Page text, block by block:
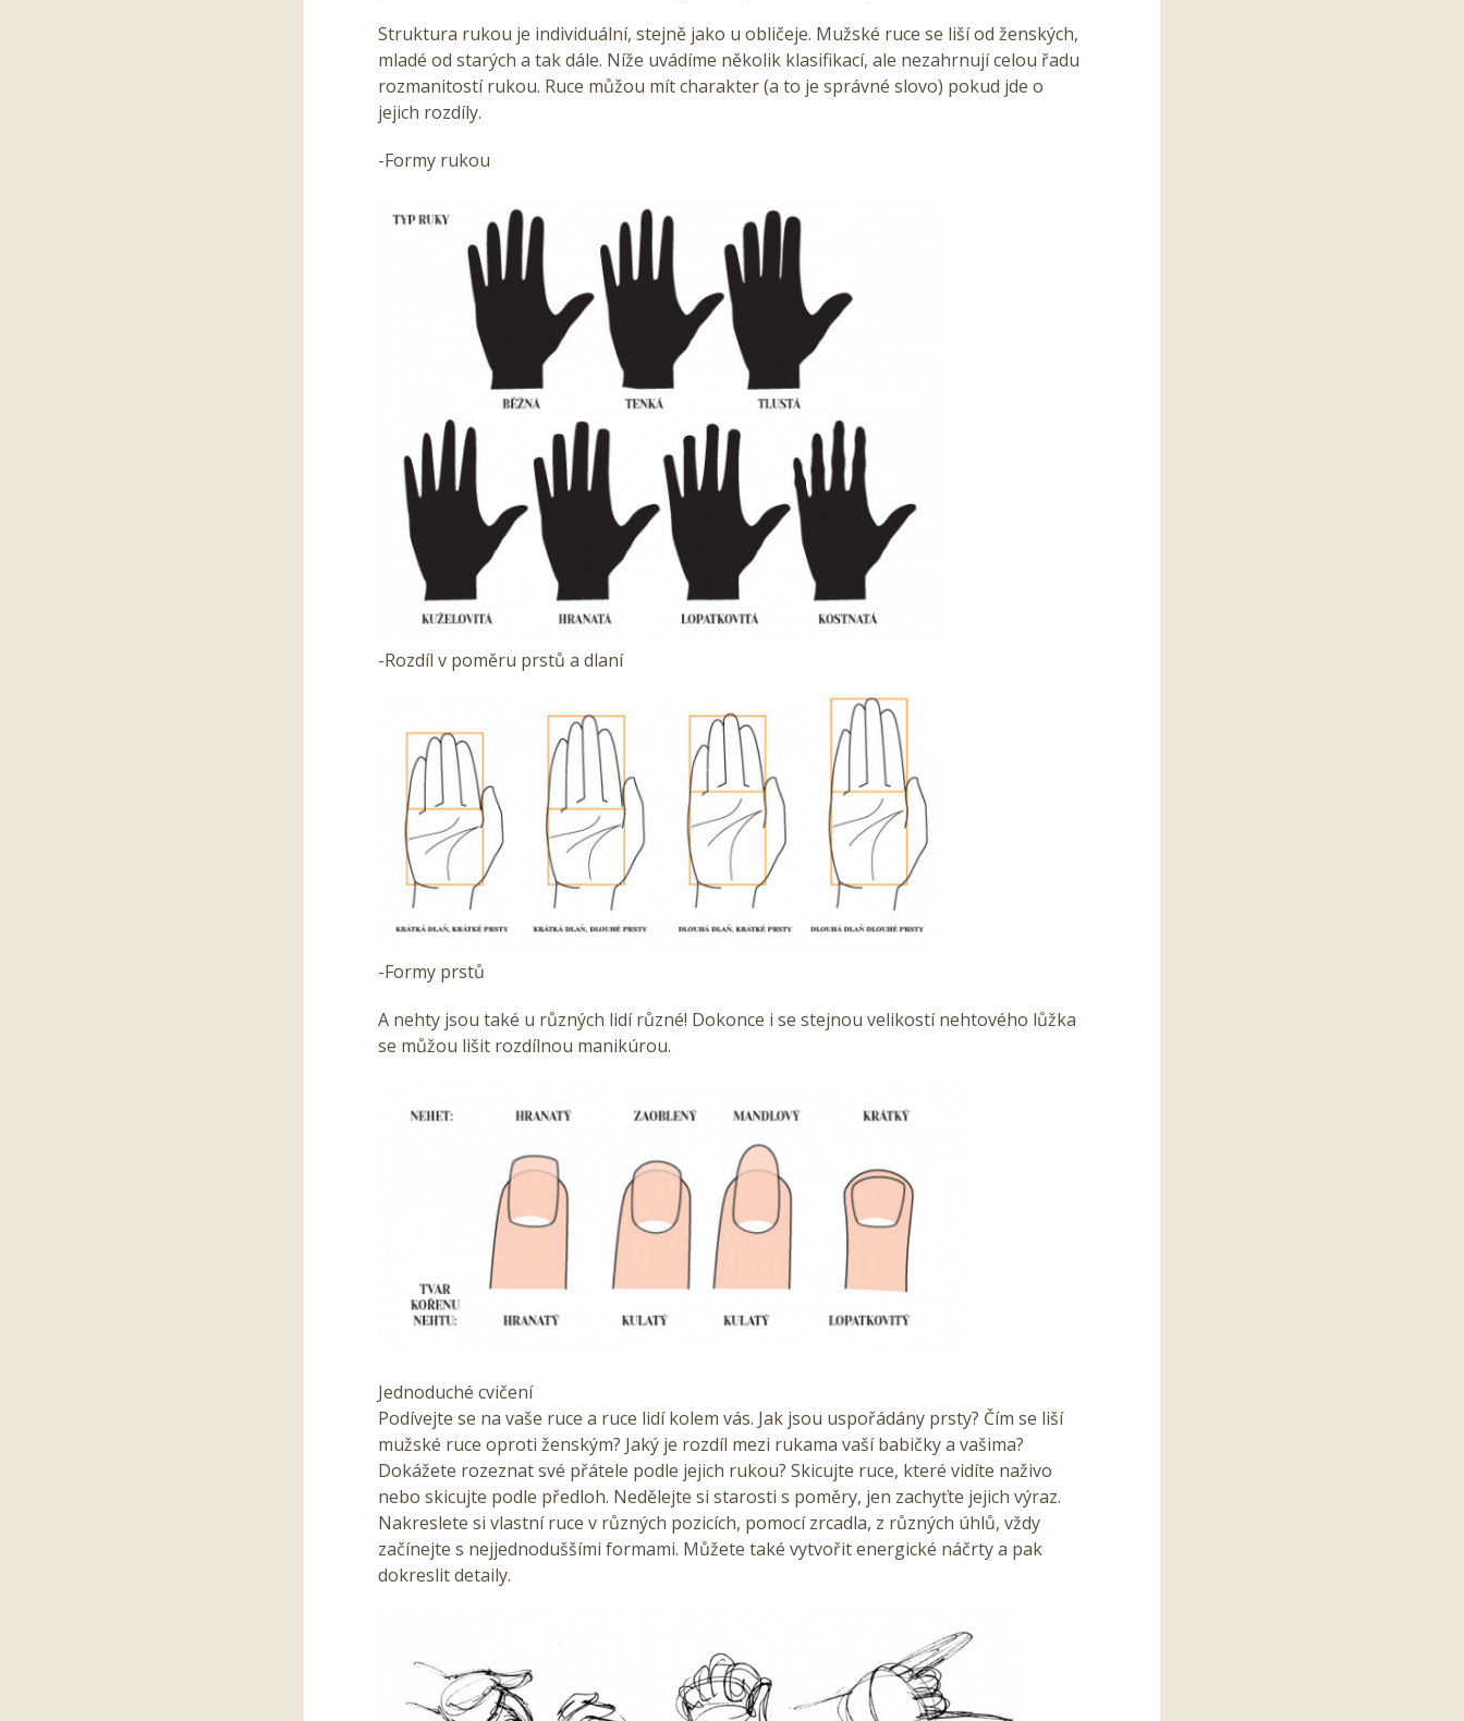
Struktura rukou je individuální, stejně jako u obličeje. Mužské ruce se liší od ženských,
mladé od starých a tak dále. Níže uvádíme několik klasifikací, ale nezahrnují celou řadu
rozmanitostí rukou. Ruce můžou mít charakter (a to je správné slovo) pokud jde o
jejich rozdíly.
-Formy rukou
-Rozdíl v poměru prstů a dlaní
-Formy prstů
A nehty jsou také u různých lidí různé! Dokonce i se stejnou velikostí nehtového lůžka
se můžou lišit rozdílnou manikúrou.
Jednoduché cvičení
Podívejte se na vaše ruce a ruce lidí kolem vás. Jak jsou uspořádány prsty? Čím se liší
mužské ruce oproti ženským? Jaký je rozdíl mezi rukama vaší babičky a vašima?
Dokážete rozeznat své přátele podle jejich rukou? Skicujte ruce, které vidíte naživo
nebo skicujte podle předloh. Nedělejte si starosti s poměry, jen zachyťte jejich výraz.
Nakreslete si vlastní ruce v různých pozicích, pomocí zrcadla, z různých úhlů, vždy
začínejte s nejjednoduššími formami. Můžete také vytvořit energické náčrty a pak
dokreslit detaily.